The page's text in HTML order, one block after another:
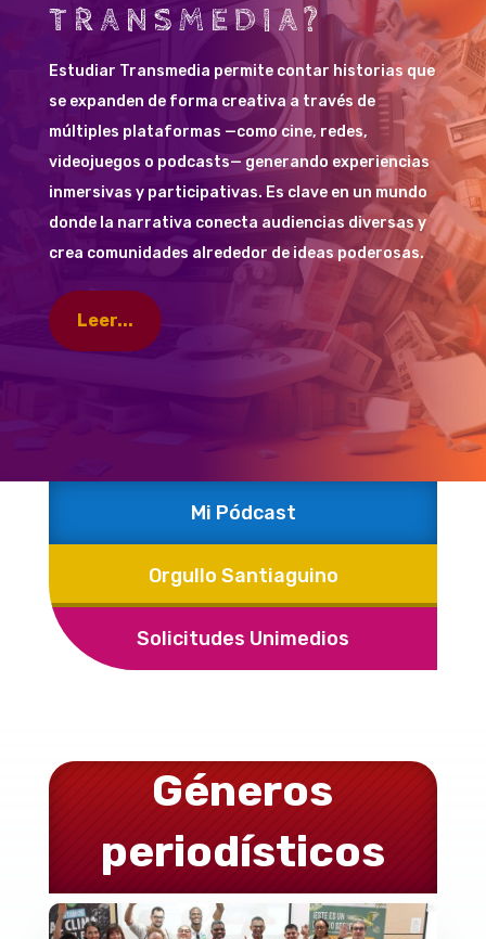
TRANSMEDIA?
Estudiar Transmedia permite contar historias que
se expanden de forma creativa a través de
múltiples plataformas —como cine, redes,
videojuegos o podcasts— generando experiencias
inmersivas y participativas. Es clave en un mundo
donde la narrativa conecta audiencias diversas y
crea comunidades alrededor de ideas poderosas.
Leer...
Mi Pódcast
Orgullo Santiaguino
Solicitudes Unimedios
Géneros
periodísticos